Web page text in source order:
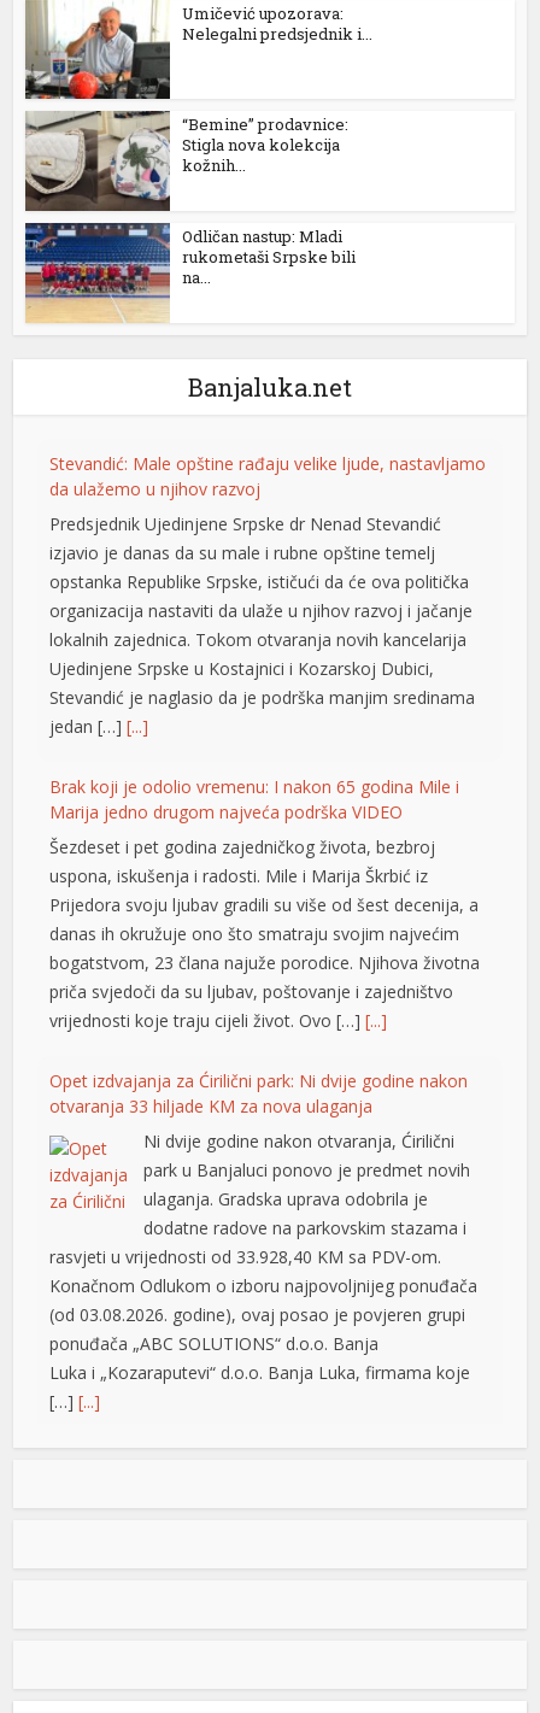
Umičević upozorava:
Nelegalni predsjednik i...
“Bemine” prodavnice:
Stigla nova kolekcija
kožnih...
Odličan nastup: Mladi
rukometaši Srpske bili
na...
Banjaluka.net
Stevandić: Male opštine rađaju velike ljude, nastavljamo
da ulažemo u njihov razvoj
Predsjednik Ujedinjene Srpske dr Nenad Stevandić
izjavio je danas da su male i rubne opštine temelj
opstanka Republike Srpske, ističući da će ova politička
organizacija nastaviti da ulaže u njihov razvoj i jačanje
lokalnih zajednica. Tokom otvaranja novih kancelarija
Ujedinjene Srpske u Kostajnici i Kozarskoj Dubici,
Stevandić je naglasio da je podrška manjim sredinama
jedan […][...]
Brak koji je odolio vremenu: I nakon 65 godina Mile i
Marija jedno drugom najveća podrška VIDEO
Šezdeset i pet godina zajedničkog života, bezbroj
uspona, iskušenja i radosti. Mile i Marija Škrbić iz
Prijedora svoju ljubav gradili su više od šest decenija, a
danas ih okružuje ono što smatraju svojim najvećim
bogatstvom, 23 člana najuže porodice. Njihova životna
priča svjedoči da su ljubav, poštovanje i zajedništvo
vrijednosti koje traju cijeli život. Ovo […][...]
Opet izdvajanja za Ćirilični park: Ni dvije godine nakon
otvaranja 33 hiljade KM za nova ulaganja
Ni dvije godine nakon otvaranja, Ćirilični
park u Banjaluci ponovo je predmet novih
ulaganja. Gradska uprava odobrila je
dodatne radove na parkovskim stazama i
rasvjeti u vrijednosti od 33.928,40 KM sa PDV-om.
Konačnom Odlukom o izboru najpovoljnijeg ponuđača
(od 03.08.2026. godine), ovaj posao je povjeren grupi
ponuđača „ABC SOLUTIONS“ d.o.o. Banja
Luka i „Kozaraputevi“ d.o.o. Banja Luka, firmama koje
[…][...]
1954. godine u Ljubotićima, a veći dio života proveo je u
iskustvom u području osiguranja te je od samih